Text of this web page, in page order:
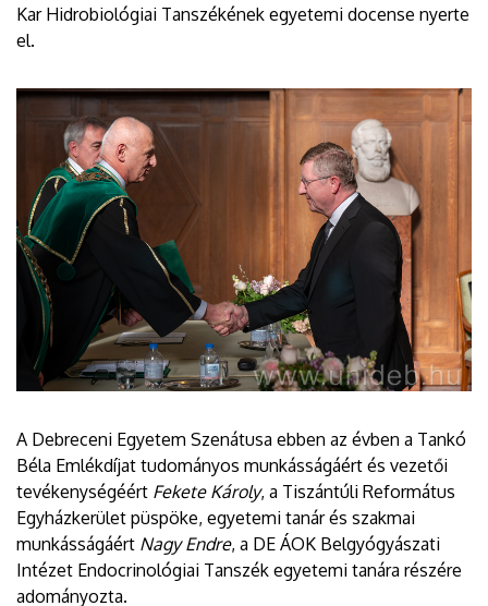
Kar Hidrobiológiai Tanszékének egyetemi docense nyerte
el.
A Debreceni Egyetem Szenátusa ebben az évben a Tankó
Béla Emlékdíjat tudományos munkásságáért és vezetői
tevékenységéért Fekete Károly, a Tiszántúli Református
Egyházkerület püspöke, egyetemi tanár és szakmai
munkásságáért Nagy Endre, a DE ÁOK Belgyógyászati
Intézet Endocrinológiai Tanszék egyetemi tanára részére
adományozta.